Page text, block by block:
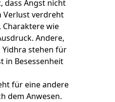
dass Angst nicht
Verlust verdreht
wie
Andere,
stehen für
in Besessenheit
für eine andere
dem Anwesen.